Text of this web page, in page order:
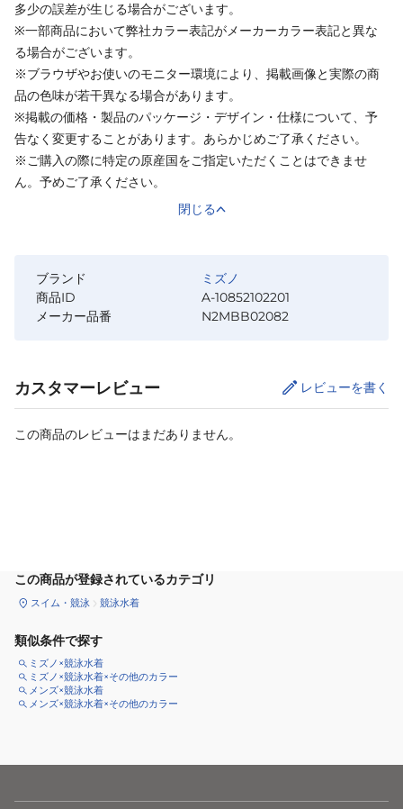
多少の誤差が生じる場合がございます。
※一部商品において弊社カラー表記がメーカーカラー表記と異な
る場合がございます。
※ブラウザやお使いのモニター環境により、掲載画像と実際の商
品の色味が若干異なる場合があります。
※掲載の価格・製品のパッケージ・デザイン・仕様について、予
告なく変更することがあります。あらかじめご了承ください。
※ご購入の際に特定の原産国をご指定いただくことはできませ
ん。予めご了承ください。
閉じる
ブランド
ミズノ
商品ID
A-10852102201
メーカー品番
N2MBB02082
カスタマーレビュー レビューを書く
この商品のレビューはまだありません。
この商品が登録されているカテゴリ
スイム・競泳 競泳水着
類似条件で探す
ミズノ×競泳水着
ミズノ×競泳水着×その他のカラー
メンズ×競泳水着
メンズ×競泳水着×その他のカラー